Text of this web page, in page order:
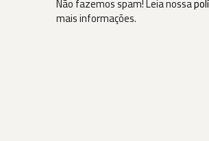
mais informações.